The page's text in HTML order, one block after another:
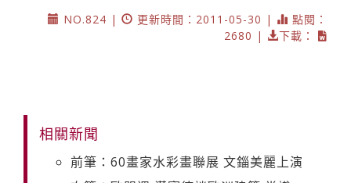
NO.824 |
更新時間：2011-05-30 |
點閱：
2680 |
下載：
相關新聞
前筆：60畫家水彩畫聯展 文錙美麗上演